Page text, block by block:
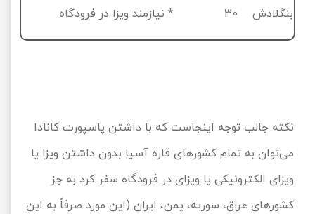
بنگلادش 30 * نیازمند ویزا در فرودگاه
نکته جالب توجه اینجاست که با داشتن پاسپورت کانادا
می‌توان به تمام کشورهای قاره آسیا بدون داشتن ویزا یا
ویزای الکترونیکی یا ویزای در فرودگاه سفر کرد به جز
کشورهای عراق، سوریه، یمن، ایران (این مورد صرفاً به این